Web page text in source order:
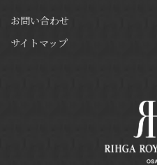
お問い合わせ
サイトマップ